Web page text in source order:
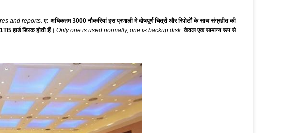
and reports. ए: अधिकतम 3000 नौकरियां इस प्रणाली में दोषपूर्ण चित्रों और रिपोर्टों के साथ संग्रहीत की
हार्ड डिस्क होती हैं। Only one is used normally, one is backup disk. केवल एक सामान्य रूप से